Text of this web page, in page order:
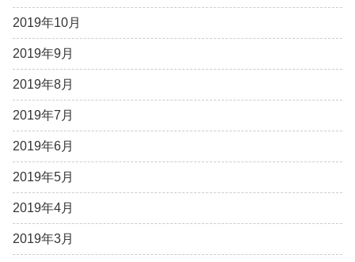
2019年10月
2019年9月
2019年8月
2019年7月
2019年6月
2019年5月
2019年4月
2019年3月